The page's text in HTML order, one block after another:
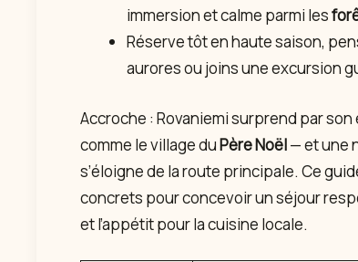
immersion et calme parmi les
Réserve tôt en haute saison,
aurores ou joins une excursion
Accroche : Rovaniemi surprend par
comme le village duPère Noël— et une
s’éloigne de la route principale. Ce
concrets pour concevoir un séjour
et l’appétit pour la cuisine locale.